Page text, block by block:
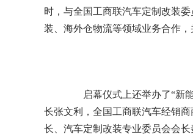
时，与全国工商联汽车定制改装
装、海外仓物流等领域业务合作
启幕仪式上还举办了“新能
长张文利，全国工商联汽车经销
长、汽车定制改装专业委员会会